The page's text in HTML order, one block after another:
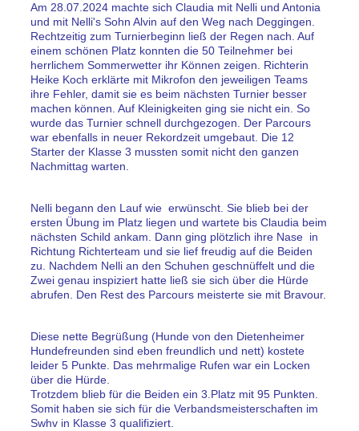
Am 28.07.2024 machte sich Claudia mit Nelli und Antonia
und mit Nelli's Sohn Alvin auf den Weg nach Deggingen.
Rechtzeitig zum Turnierbeginn ließ der Regen nach. Auf
einem schönen Platz konnten die 50 Teilnehmer bei
herrlichem Sommerwetter ihr Können zeigen. Richterin
Heike Koch erklärte mit Mikrofon den jeweiligen Teams
ihre Fehler, damit sie es beim nächsten Turnier besser
machen können. Auf Kleinigkeiten ging sie nicht ein. So
wurde das Turnier schnell durchgezogen. Der Parcours
war ebenfalls in neuer Rekordzeit umgebaut. Die 12
Starter der Klasse 3 mussten somit nicht den ganzen
Nachmittag warten.
Nelli begann den Lauf wie erwünscht. Sie blieb bei der
ersten Übung im Platz liegen und wartete bis Claudia beim
nächsten Schild ankam. Dann ging plötzlich ihre Nase in
Richtung Richterteam und sie lief freudig auf die Beiden
zu. Nachdem Nelli an den Schuhen geschnüffelt und die
Zwei genau inspiziert hatte ließ sie sich über die Hürde
abrufen. Den Rest des Parcours meisterte sie mit Bravour.
Diese nette Begrüßung (Hunde von den Dietenheimer
Hundefreunden sind eben freundlich und nett) kostete
leider 5 Punkte. Das mehrmalige Rufen war ein Locken
über die Hürde.
Trotzdem blieb für die Beiden ein 3.Platz mit 95 Punkten.
Somit haben sie sich für die Verbandsmeisterschaften im
Swhv in Klasse 3 qualifiziert.